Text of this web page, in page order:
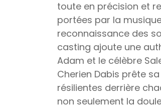
toute en précision et
portées par la
reconnaissance des
casting ajoute une
Adam et le célèbre
Cherien Dabis prête
résilientes derrière
non seulement la